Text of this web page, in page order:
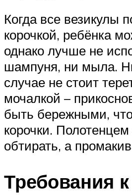
Когда все везикулы
корочкой, ребёнка
однако лучше не
шампуня, ни мыла.
случае не стоит
мочалкой –
быть бережными,
корочки.
обтирать, а
Требования